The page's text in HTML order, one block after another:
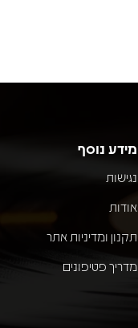
מידע נוסף
נגישות
אודות
תקנון ומדיניות אתר
מדריך פטיפונים